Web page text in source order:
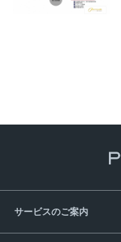
サービスのご案内